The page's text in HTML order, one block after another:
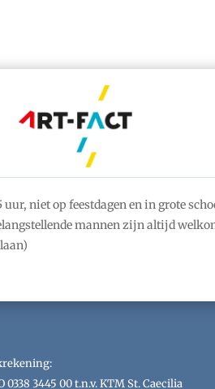
uur, niet op feestdagen en in grote
mannen zijn altijd
0338 3445 00 t.n.v. KTM St. Caecilia